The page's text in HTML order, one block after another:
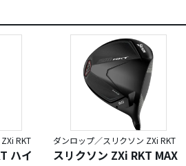
RKT
ハイ
ダンロップ／スリクソン ZXi RKT
スリクソン ZXi RKT MAX